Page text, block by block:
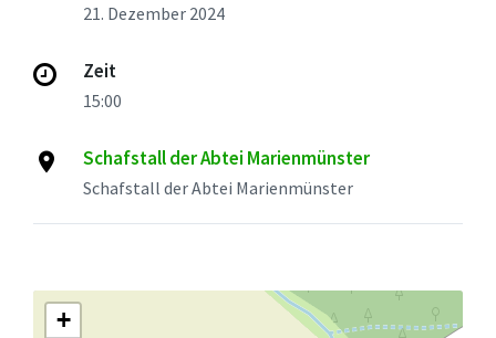
21. Dezember 2024
Zeit
15:00
Schafstall der Abtei Marienmünster
Schafstall der Abtei Marienmünster
+